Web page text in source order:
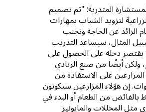
المتدربة: "تم تصميم
لتزويد الشباب بمهارات
الزائد عن الحاجة وتجنب
المثال، سيساعد التدريب
يقتصر دخله على الحصول على
ولكن أيضًا من صنع الزبادي
على الاستفادة من
إن هؤلاء المزارعين سيكونون
بالفائض من الطعام أو البدء في
مثل المخللات والمايونيز